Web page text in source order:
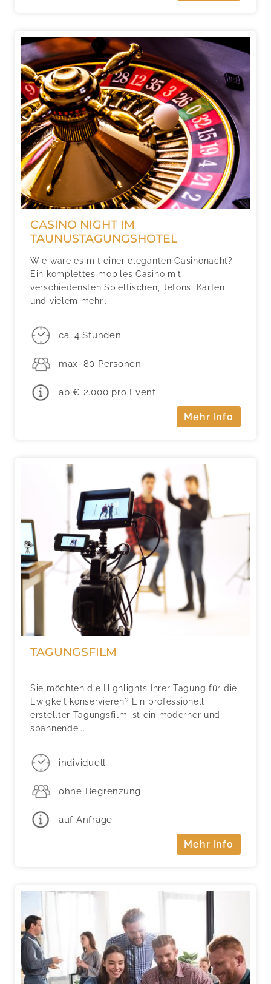
CASINO NIGHT IM
TAUNUSTAGUNGSHOTEL
Wie wäre es mit einer eleganten Casinonacht?
Ein komplettes mobiles Casino mit
verschiedensten Spieltischen, Jetons, Karten
und vielem mehr...
ca. 4 Stunden
max. 80 Personen
ab € 2.000 pro Event
Mehr Info
TAGUNGSFILM
Sie möchten die Highlights Ihrer Tagung für die
Ewigkeit konservieren? Ein professionell
erstellter Tagungsfilm ist ein moderner und
spannende...
individuell
ohne Begrenzung
auf Anfrage
Mehr Info